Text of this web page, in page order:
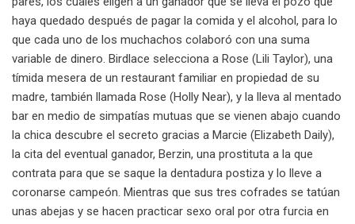
haya quedado después de pagar la comida y el alcohol, para lo
que cada uno de los muchachos colaboró con una suma
variable de dinero. Birdlace selecciona a Rose (Lili Taylor), una
tímida mesera de un restaurant familiar en propiedad de su
madre, también llamada Rose (Holly Near), y la lleva al mentado
bar en medio de simpatías mutuas que se vienen abajo cuando
la chica descubre el secreto gracias a Marcie (Elizabeth Daily),
la cita del eventual ganador, Berzin, una prostituta a la que
contrata para que se saque la dentadura postiza y lo lleve a
coronarse campeón. Mientras que sus tres cofrades se tatúan
unas abejas y se hacen practicar sexo oral por otra furcia en